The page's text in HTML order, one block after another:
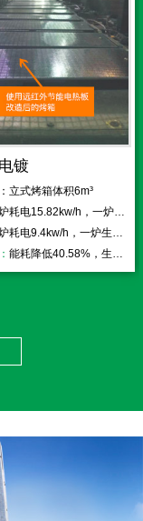
镀
立式烤箱体积6m³
耗电15.82kw/h，一炉生产时间52分钟
耗电9.4kw/h，一炉生产时间33分钟
能耗降低40.58%，生产效率提高36.50%